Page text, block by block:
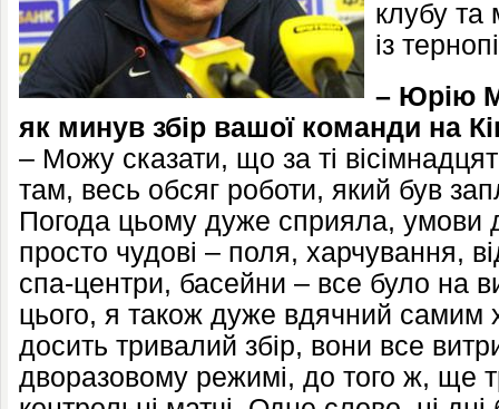
клубу та
із
– Юрію
як минув збір вашої команди на
– Можу сказати, що за ті
там, весь обсяг роботи, який був
Погода цьому дуже сприяла, умови
просто чудові – поля, харчування,
спа-центри, басейни – все було на
цього, я також дуже вдячний
досить тривалий збір, вони все
дворазовому режимі, до того ж, ще